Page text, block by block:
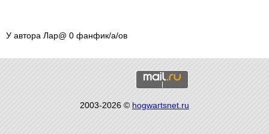
У автора Лар@ 0 фанфик/а/ов
2003-2026 ©hogwartsnet.ru